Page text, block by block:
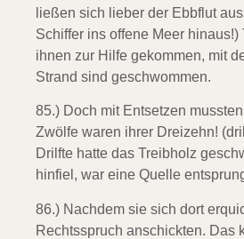
ließen sich lieber der Ebbflut
Schiffer ins offene Meer hinaus!)
ihnen zur Hilfe gekommen, mit
Strand sind geschwommen.
85.) Doch mit Entsetzen mussten
Zwölfe waren ihrer Dreizehn!
Drilfte hatte das Treibholz
hinfiel, war eine Quelle
86.) Nachdem sie sich dort
Rechtsspruch anschickten. Das